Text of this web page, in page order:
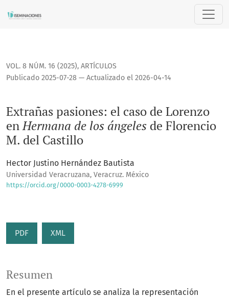
Extrañas pasiones: el caso de Lorenzo en <i>Hermana de
VOL. 8 NÚM. 16 (2025), ARTÍCULOS
Extrañas pasiones: el caso de Lorenzo
enHermana de los ángeles de Florencio
M. del Castillo
Publicado 2025-07-28 — Actualizado el 2026-04-14
Hector Justino Hernández Bautista
Universidad Veracruzana, Veracruz. México
https://orcid.org/0000-0003-4278-6999
PDF XML
Resumen
En el presente artículo se analiza la representación